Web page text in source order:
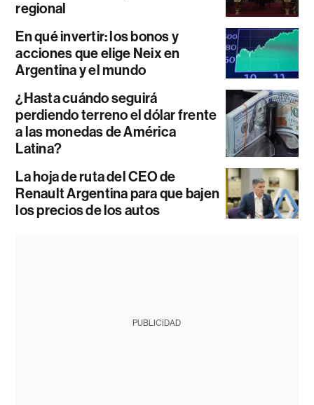
regional
En qué invertir: los bonos y
acciones que elige Neix en
Argentina y el mundo
¿Hasta cuándo seguirá
perdiendo terreno el dólar frente
a las monedas de América
Latina?
La hoja de ruta del CEO de
Renault Argentina para que bajen
los precios de los autos
PUBLICIDAD